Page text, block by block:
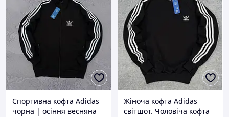
Спортивна кофта Adidas
чорна | осіння весняна
Жіноча кофта Adidas
світшот. Чоловіча кофта